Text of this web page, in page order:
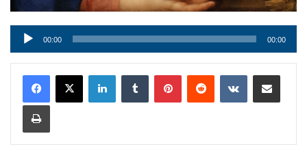
Audio
Player
00:00 00:00